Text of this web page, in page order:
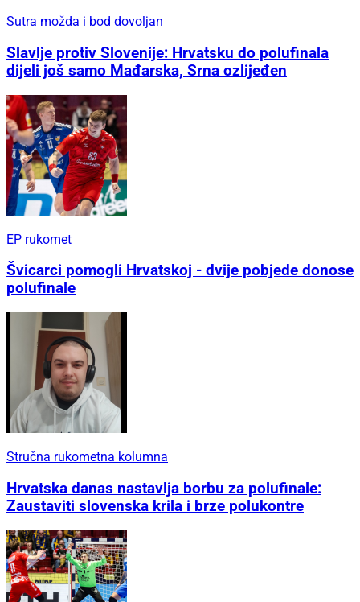
Sutra možda i bod dovoljan
Slavlje protiv Slovenije: Hrvatsku do polufinala
dijeli još samo Mađarska, Srna ozlijeđen
EP rukomet
Švicarci pomogli Hrvatskoj - dvije pobjede donose
polufinale
Stručna rukometna kolumna
Hrvatska danas nastavlja borbu za polufinale:
Zaustaviti slovenska krila i brze polukontre